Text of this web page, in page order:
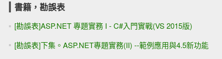
書籍，勘誤表
[勘誤表]ASP.NET 專題實務 I - C#入門實戰(VS 2015版)
[勘誤表]下集。ASP.NET專題實務(II) --範例應用與4.5新功能